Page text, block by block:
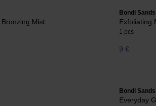
Mist
Bondi Sands
Exfoliating
1 pcs
9 €
Bondi Sands
Everyday